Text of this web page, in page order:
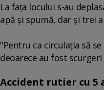
La faţa locului s-au
apă şi spumă, dar şi trei
"Pentru ca circulaţia să
deoarece au fost
Accident rutier cu 5